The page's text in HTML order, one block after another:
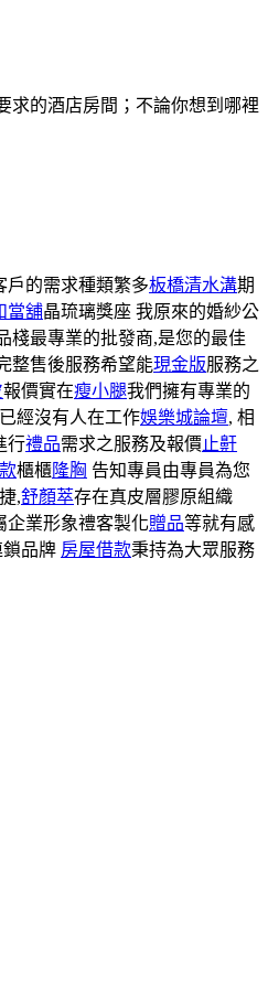
求的酒店房間；不論你想到哪裡
戶的需求種類繁多板橋清水溝期
當舖晶琉璃獎座 我原來的婚紗公
棧最專業的批發商,是您的最佳
整售後服務希望能現金版服務之
報價實在瘦小腿我們擁有專業的
已經沒有人在工作娛樂城論壇, 相
行禮品需求之服務及報價 止鼾
櫃櫃隆胸 告知專員由專員為您
,舒顏萃存在真皮層膠原組織
企業形象禮客製化贈品等就有感
品牌 房屋借款秉持為大眾服務